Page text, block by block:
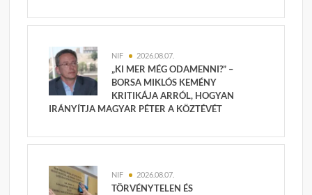
NIF 2026.08.07.
„KI MER MÉG ODAMENNI?” –
BORSA MIKLÓS KEMÉNY
KRITIKÁJA ARRÓL, HOGYAN
IRÁNYÍTJA MAGYAR PÉTER A KÖZTÉVÉT
NIF 2026.08.07.
TÖRVÉNYTELEN ÉS